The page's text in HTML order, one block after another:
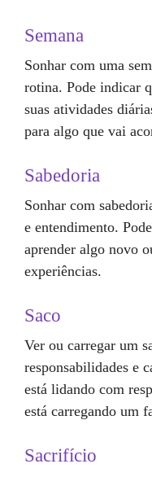
Semana
Sonhar com uma
rotina. Pode indicar
suas atividades
para algo que vai
Sabedoria
Sonhar com
e entendimento.
aprender algo novo
experiências.
Saco
Ver ou carregar um
responsabilidades e
está lidando com
está carregando um
Sacrifício